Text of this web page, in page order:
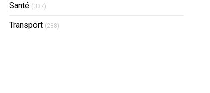
Santé (337)
Transport (288)